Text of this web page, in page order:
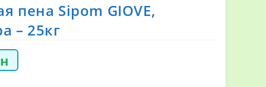
пена Sipom GIOVE,
– 25кг